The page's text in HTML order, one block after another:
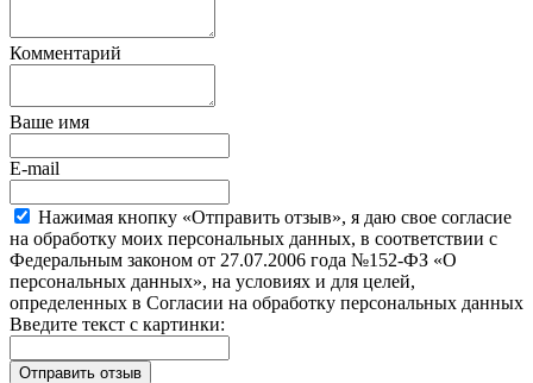
Комментарий
Ваше имя
E-mail
Нажимая кнопку «Отправить отзыв», я даю свое согласие
на обработку моих персональных данных, в соответствии с
Федеральным законом от 27.07.2006 года №152-ФЗ «О
персональных данных», на условиях и для целей,
определенных в Согласии на обработку персональных данных
Введите текст с картинки: